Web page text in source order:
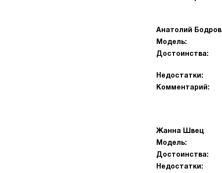
Анатолий Бодров
Модель:
Достоинства:
Недостатки:
Комментарий:
Жанна Швец
Модель:
Достоинства:
Недостатки: